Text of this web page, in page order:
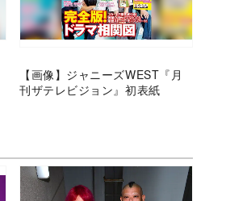
【画像】ジャニーズWEST『月
刊ザテレビジョン』初表紙